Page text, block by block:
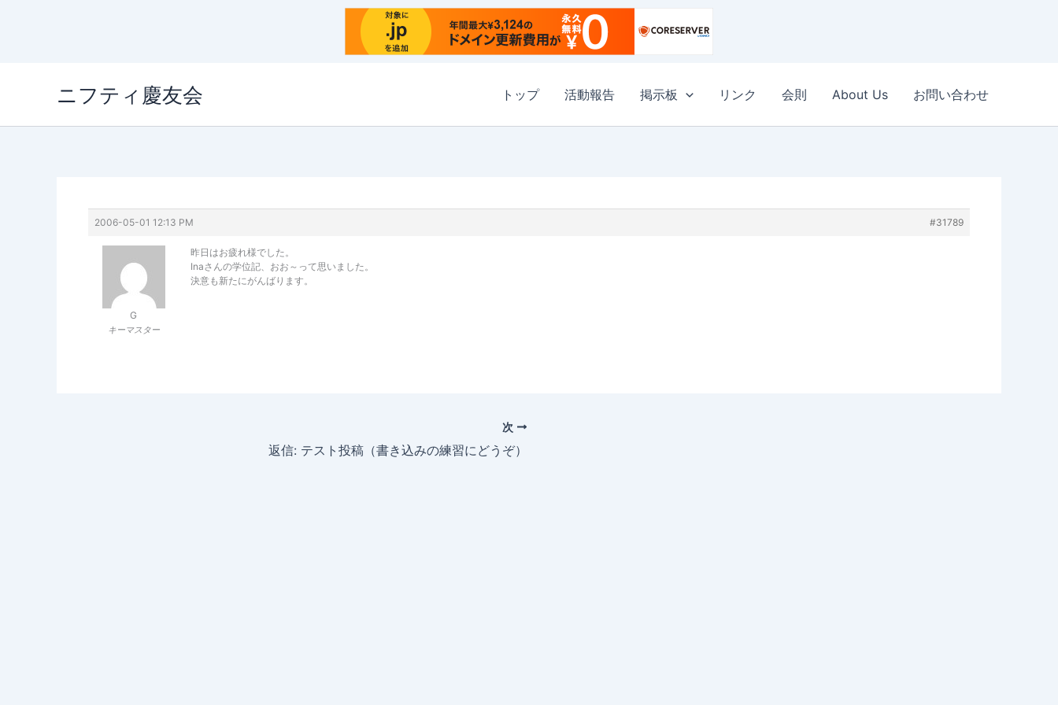
ニフティ慶友会 トップ 活動報告 掲示板 リンク 会則 About Us お問い合わせ
2006-05-01 12:13 PM #31789
G
キーマスター
昨日はお疲れ様でした。
Inaさんの学位記、おお～って思いました。
決意も新たにがんばります。
次
返信: テスト投稿（書き込みの練習にどうぞ）